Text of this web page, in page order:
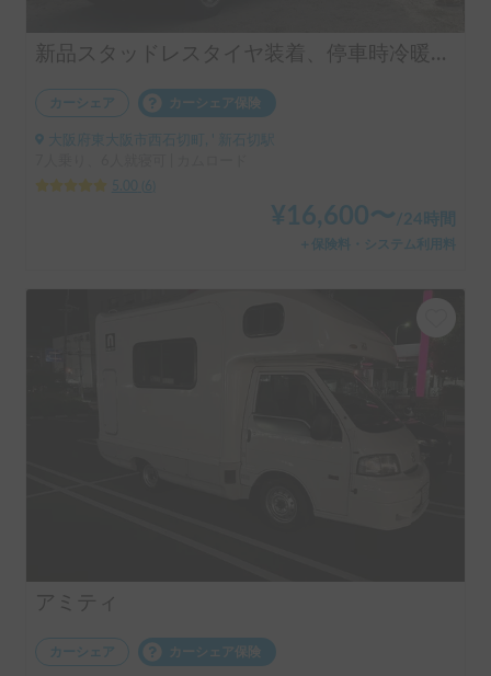
新品スタッドレスタイヤ装着、停車時冷暖房完備、最大就寝6名のカムロードベースキャブコン ⚠️現在事情により貸出を停止しています
カーシェア カーシェア保険
大阪府東大阪市西石切町, ' 新石切駅
5.00
6
¥ 16,600〜/24時間
＋保険料・システム利用料
アミティ
カーシェア カーシェア保険